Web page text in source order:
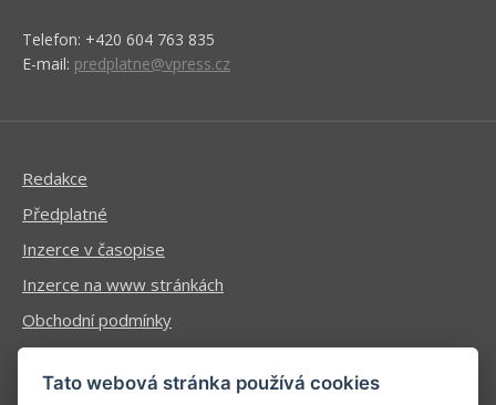
Telefon: +420 604 763 835
E-mail: predplatne@vpress.cz
Redakce
Předplatné
Inzerce v časopise
Inzerce na www stránkách
Obchodní podmínky
Ochrana osobních údajů
Tato webová stránka používá cookies